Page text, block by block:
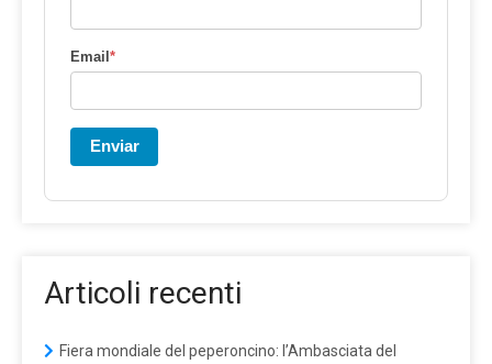
Email*
Enviar
Articoli recenti
Fiera mondiale del peperoncino: l’Ambasciata del